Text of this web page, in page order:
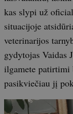
kas slypi už
situacijoje
veterinarijos
gydytojas Vaidas
ilgamete patirtimi
pasikviečiau jį